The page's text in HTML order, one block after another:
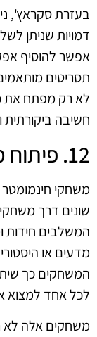
בעזרת סקראץ',
דמויות שניתן
אפשר להוסיף
תסריטים
לא רק מפתח את
חשיבה
12. פיתוח משחקי חינמומטר
משחקי
שונים דרך
המשלבים חידות
מדעים או
המשחקים כך
לכל אחד למצוא
משחקים אלה לא